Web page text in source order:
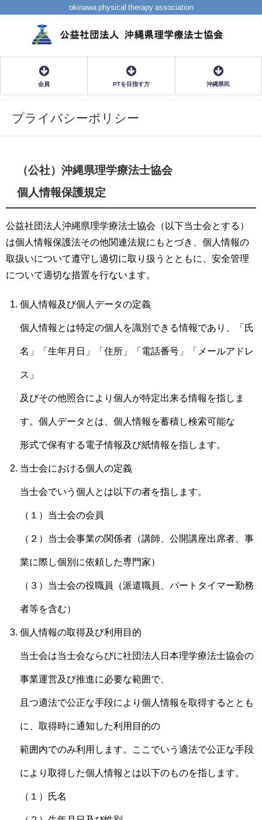
okinawa physical therapy association
会員 PTを目指す方 沖縄県民
プライバシーポリシー
（公社）沖縄県理学療法士協会
個人情報保護規定
公益社団法人沖縄県理学療法士協会（以下当士会とする）
は個人情報保護法その他関連法規にもとづき、個人情報の
取扱いについて遵守し適切に取り扱うとともに、安全管理
について適切な措置を行ないます。
個人情報及び個人データの定義
個人情報とは特定の個人を識別できる情報であり、「氏
名」「生年月日」「住所」「電話番号」「メールアドレ
ス」
及びその他照合により個人が特定出来る情報を指しま
す。個人データとは、個人情報を蓄積し検索可能な
形式で保有する電子情報及び紙情報を指します。
当士会における個人の定義
当士会でいう個人とは以下の者を指します。
（１）当士会の会員
（２）当士会事業の関係者（講師、公開講座出席者、事
業に際し個別に依頼した専門家）
（３）当士会の役職員（派遣職員、パートタイマー勤務
者等を含む）
個人情報の取得及び利用目的
当士会は当士会ならびに社団法人日本理学療法士協会の
事業運営及び推進に必要な範囲で、
且つ適法で公正な手段により個人情報を取得するととも
に、取得時に通知した利用目的の
範囲内でのみ利用します。ここでいう適法で公正な手段
により取得した個人情報とは以下のものを指します。
（１）氏名